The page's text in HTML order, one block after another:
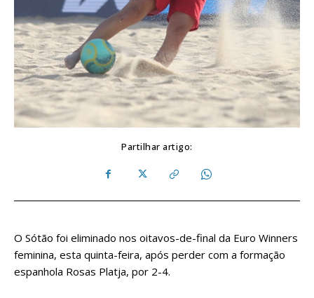
Partilhar artigo:
O Sótão foi eliminado nos oitavos-de-final da Euro Winners
feminina, esta quinta-feira, após perder com a formação
espanhola Rosas Platja, por 2-4.